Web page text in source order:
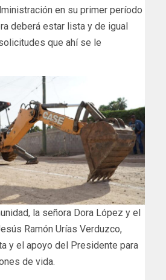
en su primer período
deberá estar lista y de igual
que ahí se le
la señora Dora López y el
Ramón Urías Verduzco,
y el apoyo del Presidente para
de vida.